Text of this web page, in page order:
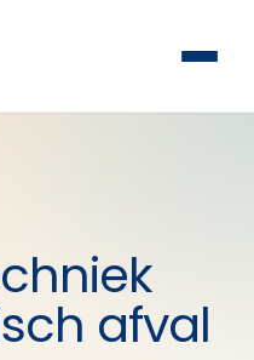
afval